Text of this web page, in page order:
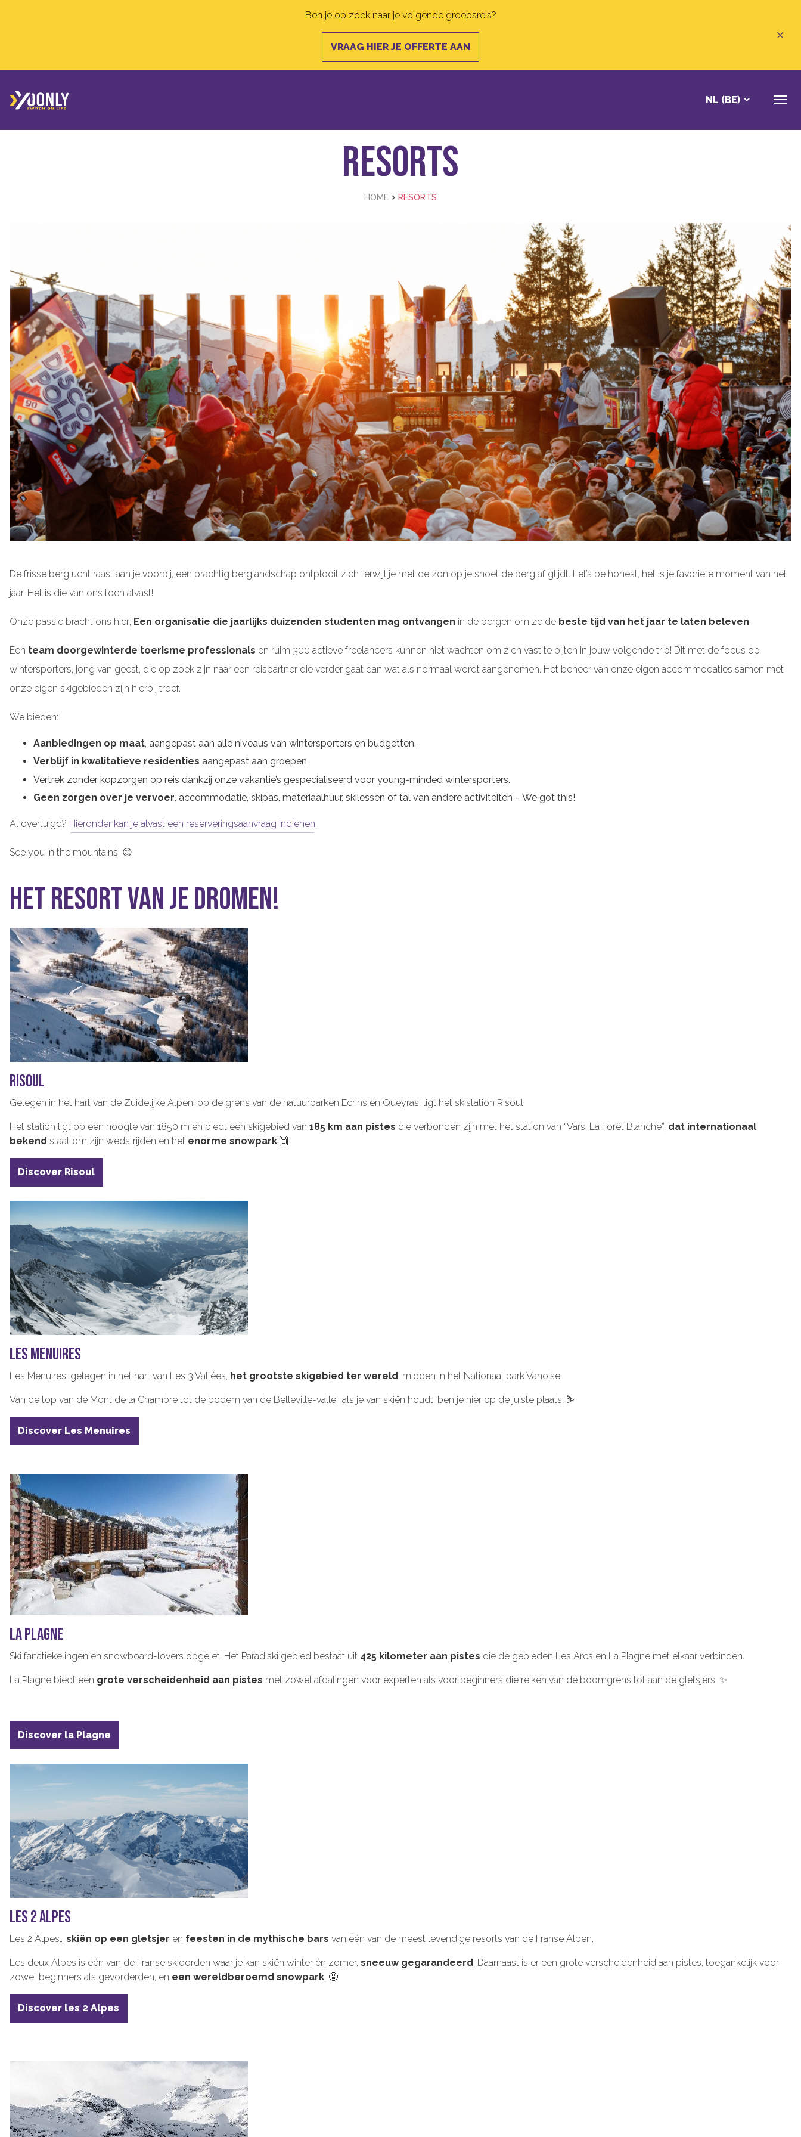
Ben je op zoek naar je volgende groepsreis?
VRAAG HIER JE OFFERTE AAN
NL (BE)
Resorts
HOME > RESORTS
De frisse berglucht raast aan je voorbij, een prachtig berglandschap ontplooit zich terwijl je met de zon op je snoet de berg af glijdt. Let’s be honest, het is je favoriete moment van het
jaar. Het is die van ons toch alvast!
Onze passie bracht ons hier; Een organisatie die jaarlijks duizenden studenten mag ontvangen in de bergen om ze de beste tijd van het jaar te laten beleven.
Een team doorgewinterde toerisme professionals en ruim 300 actieve freelancers kunnen niet wachten om zich vast te bijten in jouw volgende trip! Dit met de focus op
wintersporters, jong van geest, die op zoek zijn naar een reispartner die verder gaat dan wat als normaal wordt aangenomen. Het beheer van onze eigen accommodaties samen met
onze eigen skigebieden zijn hierbij troef.
We bieden:
Aanbiedingen op maat, aangepast aan alle niveaus van wintersporters en budgetten.
Verblijf in kwalitatieve residenties aangepast aan groepen
Vertrek zonder kopzorgen op reis dankzij onze vakantie’s gespecialiseerd voor young-minded wintersporters.
Geen zorgen over je vervoer, accommodatie, skipas, materiaalhuur, skilessen of tal van andere activiteiten – We got this!
Al overtuigd? Hieronder kan je alvast een reserveringsaanvraag indienen.
See you in the mountains! 😊
Het resort van je dromen!
RISOUL
Gelegen in het hart van de Zuidelijke Alpen, op de grens van de natuurparken Ecrins en Queyras, ligt het skistation Risoul.
Het station ligt op een hoogte van 1850 m en biedt een skigebied van 185 km aan pistes die verbonden zijn met het station van “Vars: La Forêt Blanche”, dat internationaal
bekend staat om zijn wedstrijden en het enorme snowpark.🙌
Discover Risoul
LES MENUIRES
Les Menuires; gelegen in het hart van Les 3 Vallées, het grootste skigebied ter wereld, midden in het Nationaal park Vanoise.
Van de top van de Mont de la Chambre tot de bodem van de Belleville-vallei, als je van skiën houdt, ben je hier op de juiste plaats! ⛷
Discover Les Menuires
LA PLAGNE
Ski fanatiekelingen en snowboard-lovers opgelet! Het Paradiski gebied bestaat uit 425 kilometer aan pistes die de gebieden Les Arcs en La Plagne met elkaar verbinden.
La Plagne biedt een grote verscheidenheid aan pistes met zowel afdalingen voor experten als voor beginners die reiken van de boomgrens tot aan de gletsjers. ✨
Discover la Plagne
LES 2 ALPES
Les 2 Alpes… skiën op een gletsjer en feesten in de mythische bars van één van de meest levendige resorts van de Franse Alpen.
Les deux Alpes is één van de Franse skioorden waar je kan skiën winter én zomer, sneeuw gegarandeerd! Daarnaast is er een grote verscheidenheid aan pistes, toegankelijk voor
zowel beginners als gevorderden, en een wereldberoemd snowpark. 🤩
Discover les 2 Alpes